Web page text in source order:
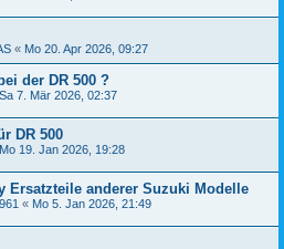
« Mo 20. Apr 2026, 09:27
der DR 500 ?
Sa 7. Mär 2026, 02:37
DR 500
Mo 19. Jan 2026, 19:28
Ersatzteile anderer Suzuki Modelle
« Mo 5. Jan 2026, 21:49